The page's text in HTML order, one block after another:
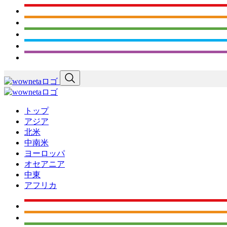
トップ
アジア
北米
中南米
ヨーロッパ
オセアニア
中東
アフリカ